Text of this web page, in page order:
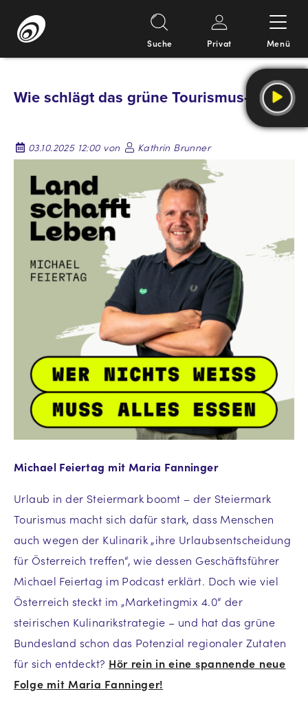
Inhalt
Suche Privat Menü
Wie schlägt das grüne Tourismus-Herz?
03.10.2025 12:00 von Kathrin Brunner
Michael Feiertag mit Maria Fanninger
Urlaub in der Steiermark boomt – der Steiermark
Tourismus macht sich dafür stark, dass Menschen
auch wegen der Kulinarik „ihre Urlaubsentscheidung
für Österreich treffen“, wie dessen Geschäftsführer
Michael Feiertag im Podcast erklärt. Doch wie viel
Österreich steckt im „Marketingmix 4.0“ der
steirischen Kulinarikstrategie – und hat das grüne
Bundesland schon das Potenzial regionaler Zutaten
für sich entdeckt? Hör rein in eine spannende neue
Folge mit Maria Fanninger!